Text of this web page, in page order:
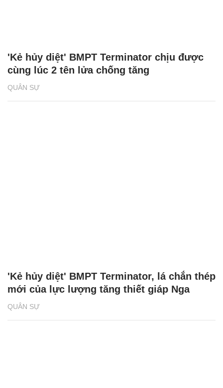
QUÂN SỰ
'Kẻ hủy diệt' BMPT Terminator chịu được
cùng lúc 2 tên lửa chống tăng
QUÂN SỰ
'Kẻ hủy diệt' BMPT Terminator, lá chắn thép
mới của lực lượng tăng thiết giáp Nga